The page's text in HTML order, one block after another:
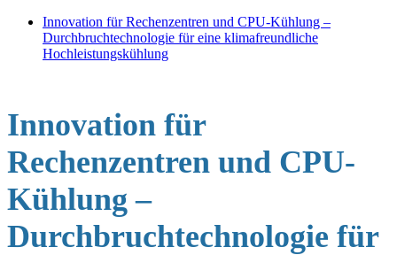
Innovation für Rechenzentren und CPU-Kühlung –
Durchbruchtechnologie für eine klimafreundliche
Hochleistungskühlung
Innovation für
Rechenzentren und CPU-
Kühlung –
Durchbruchtechnologie für